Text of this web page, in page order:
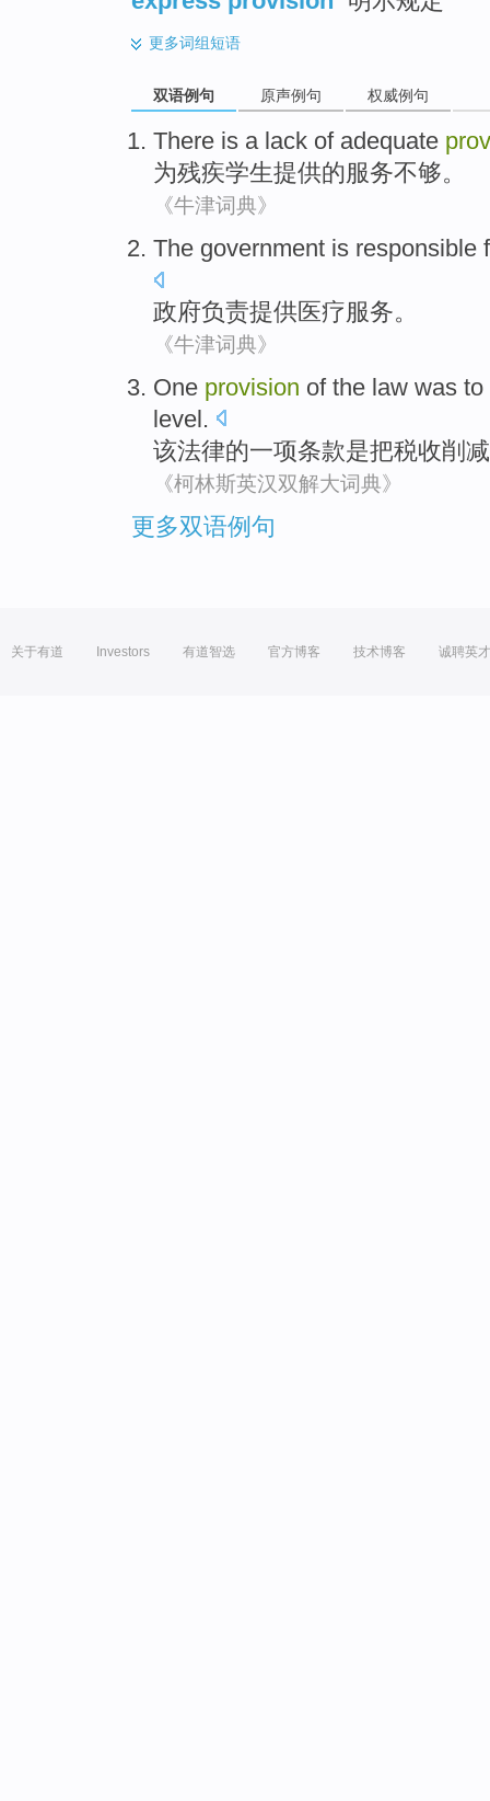
更多词组短语
双语例句 原声例句 权威例句
There is a lack of adequate
为残疾学生提供的服务不够。
《牛津词典》
The government is responsible
政府负责提供医疗服务。
《牛津词典》
One provision of the law was to
level.
该法律的一项条款是把税收削减
《柯林斯英汉双解大词典》
更多双语例句
关于有道 Investors 有道智选 官方博客 技术博客 诚聘英才